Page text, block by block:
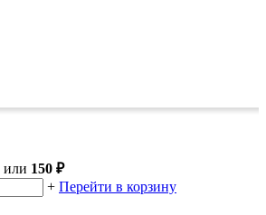
или 150 ₽
+ Перейти в корзину